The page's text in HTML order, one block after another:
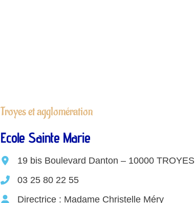
Troyes et agglomération
Ecole Sainte Marie
19 bis Boulevard Danton – 10000 TROYES
03 25 80 22 55
Directrice : Madame Christelle Méry